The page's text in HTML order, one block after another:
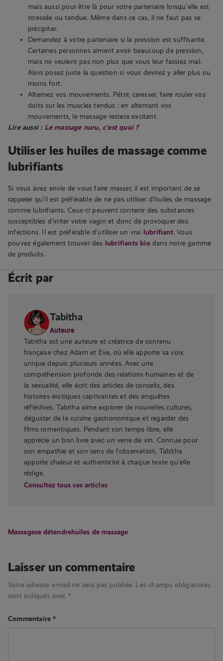
mais aussi pour être là pour votre partenaire lorsqu’elle est
stressée ou tendue. Même dans ce cas, il ne faut pas se
précipiter.
Demandez à votre partenaire si la pression est suffisante.
Certaines personnes aiment avoir beaucoup de pression,
mais ne veulent pas non plus que vous leur fassiez mal.
Alors posez juste la question si vous devriez y aller plus ou
moins fort.
Alternez vos mouvements. Pétrir, caresser, faire rouler vos
doits sur les muscles tendus : en alternant vos
mouvements, le massage restera excitant.
Lire aussi : Le massage nuru, c’est quoi ?
Utiliser les huiles de massage comme
lubrifiants
Si vous avez envie de vous faire masser, il est important de se
rappeler qu’il est préférable de ne pas utiliser d’huiles de massage
comme lubrifiants. Ceux-ci peuvent contenir des substances
susceptibles d’irriter votre vagin et donc de provoquer des
infections. Il est préférable d’utiliser un vrai lubrifiant. Vous
pouvez également trouver des lubrifiants biodans notre gamme
de produits.
Écrit par
Tabitha
Auteure
Tabitha est une auteure et créatrice de contenu
française chez Adam et Eve, où elle apporte sa voix
unique depuis plusieurs années. Avec une
compréhension profonde des relations humaines et de
la sexualité, elle écrit des articles de conseils, des
histoires érotiques captivantes et des enquêtes
réfléchies. Tabitha aime explorer de nouvelles cultures,
déguster de la cuisine gastronomique et regarder des
films romantiques. Pendant son temps libre, elle
apprécie un bon livre avec un verre de vin. Connue pour
son empathie et son sens de l’observation, Tabitha
apporte chaleur et authenticité à chaque texte qu’elle
rédige.
Consultez tous ses articles
Massagese détendrehuiles de massage
Laisser un commentaire
Votre adresse e-mail ne sera pas publiée. Les champs obligatoires
sont indiqués avec *
Commentaire*